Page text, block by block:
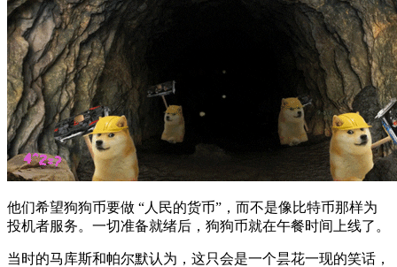
他们希望狗狗币要做 “人民的货币”，而不是像比特币那样为
投机者服务。一切准备就绪后，狗狗币就在午餐时间上线了。
当时的马库斯和帕尔默认为，这只会是一个昙花一现的笑话，